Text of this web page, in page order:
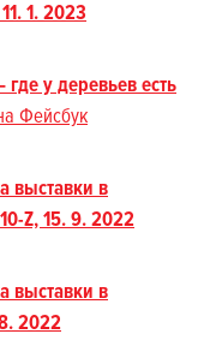
1. 2023
у деревьев есть
Фейсбук
выставки в
Z, 15. 9. 2022
выставки в
2022